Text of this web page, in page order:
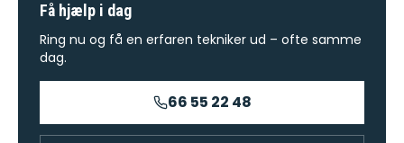
Få hjælp i dag
Ring nu og få en erfaren tekniker ud – ofte samme
dag.
66 55 22 48